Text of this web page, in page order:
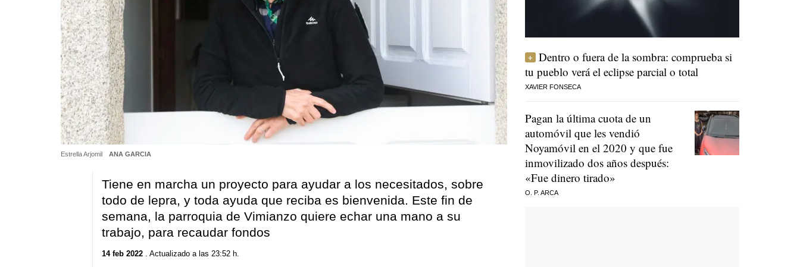
Estrella Arjomil ANA GARCIA
Tiene en marcha un proyecto para ayudar a los necesitados, sobre
todo de lepra, y toda ayuda que reciba es bienvenida. Este fin de
semana, la parroquia de Vimianzo quiere echar una mano a su
trabajo, para recaudar fondos
14 feb 2022. Actualizado a las 23:52 h.
Dentro o fuera de la sombra: comprueba si
tu pueblo verá el eclipse parcial o total
XAVIER FONSECA
Pagan la última cuota de un
automóvil que les vendió
Noyamóvil en el 2020 y que fue
inmovilizado dos años después:
«Fue dinero tirado»
O. P. ARCA